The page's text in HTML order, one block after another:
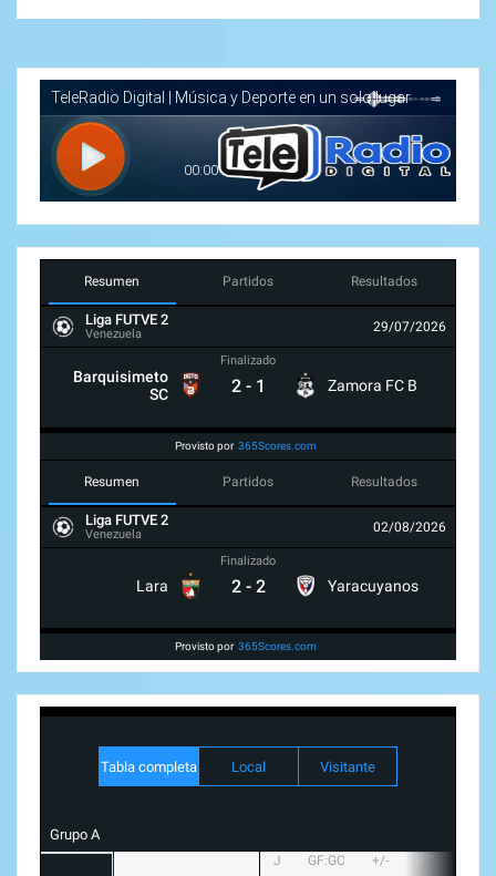
Resumen Partidos Resultados
Liga FUTVE 2
Venezuela 29/07/2026
Barquisimeto
SC
Finalizado
2 - 1 Zamora FC B
Provisto por 365Scores.com
Resumen Partidos Resultados
Liga FUTVE 2
Venezuela 02/08/2026
Lara
Finalizado
2 - 2 Yaracuyanos
Provisto por 365Scores.com
Tabla completa Local Visitante
Grupo A
J GF:GC +/-